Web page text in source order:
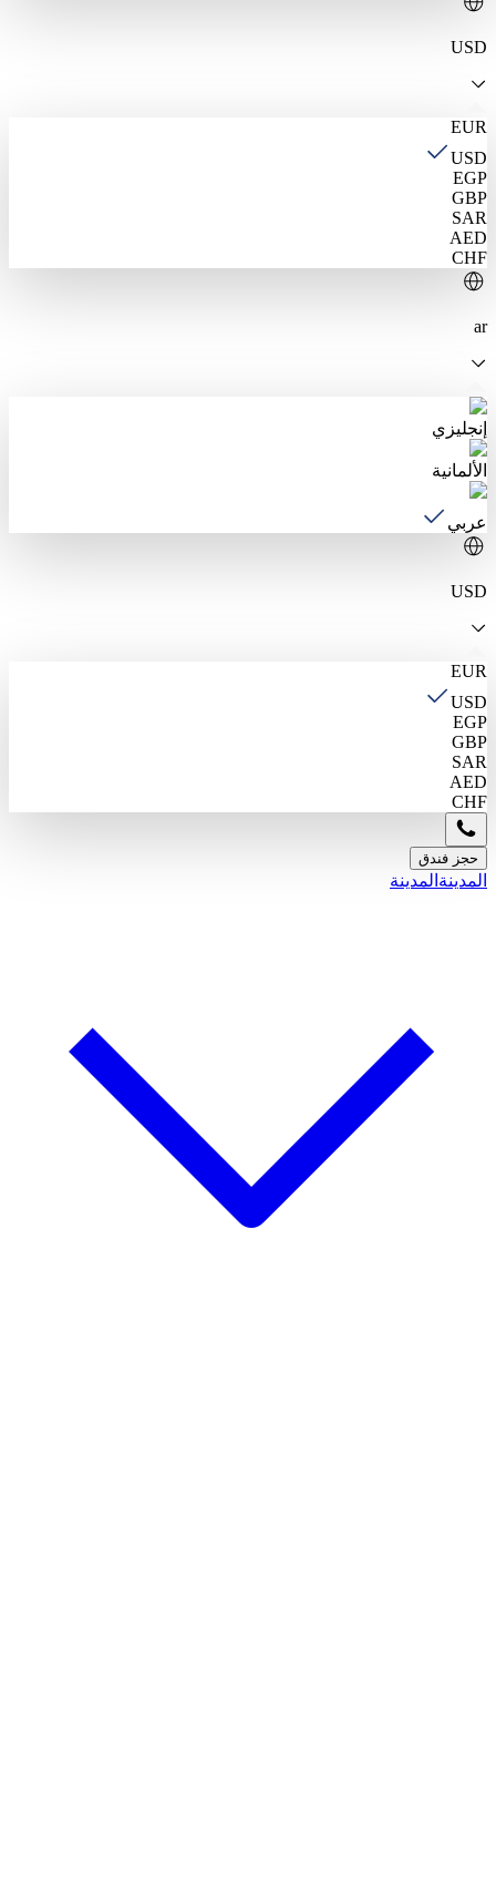
USD
EUR
USD
EGP
GBP
SAR
AED
CHF
ar
إنجليزي
الألمانية
عربي
USD
EUR
USD
EGP
GBP
SAR
AED
CHF
حجز فندق
المدينة المدينة